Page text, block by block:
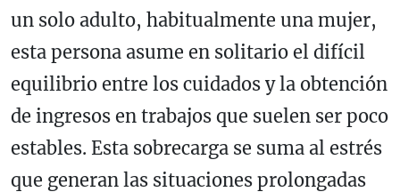
un solo adulto, habitualmente una mujer,
esta persona asume en solitario el difícil
equilibrio entre los cuidados y la obtención
de ingresos en trabajos que suelen ser poco
estables. Esta sobrecarga se suma al estrés
que generan las situaciones prolongadas